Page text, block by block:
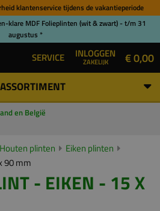
klantenservice tijdens de vakantieperiode
klare MDF Folieplinten (wit & zwart) - t/m 31
augustus *
SERVICE INLOGGEN
ZAKELIJK € 0,00
en België
Houten plinten
Eiken plinten
90 mm
- EIKEN - 15 X